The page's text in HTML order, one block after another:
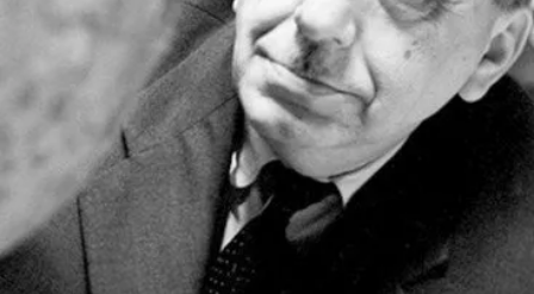
Секція хімічних і біологічних наук
Секція суспільних і гуманітарних наук
Установи при Президії
Ради, комітети та комісії
Наукові центри МОН та НАН України
Громадські організації